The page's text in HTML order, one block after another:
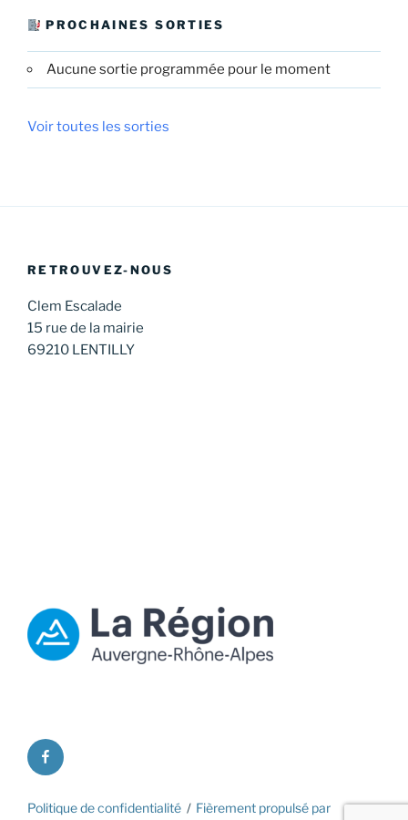
PROCHAINES SORTIES
Aucune sortie programmée pour le moment
Voir toutes les sorties
RETROUVEZ-NOUS
Clem Escalade
15 rue de la mairie
69210 LENTILLY
facebook
Politique de confidentialité Fièrement propulsé par